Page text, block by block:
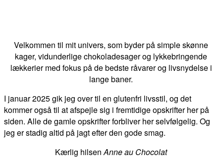
Velkommen til mit univers, som byder på simple skønne
kager, vidunderlige chokoladesager og lykkebringende
lækkerier med fokus på de bedste råvarer og livsnydelse i
lange baner.
I januar 2025 gik jeg over til en glutenfri livsstil, og det
kommer også til at afspejle sig i fremtidige opskrifter her på
siden. Alle de gamle opskrifter forbliver her selvfølgelig. Og
jeg er stadig altid på jagt efter den gode smag.
Kærlig hilsenAnne au Chocolat